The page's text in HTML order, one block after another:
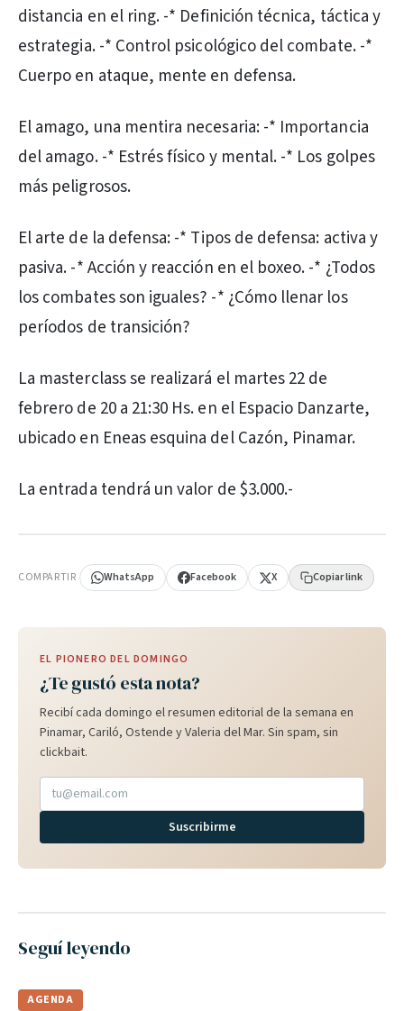
distancia en el ring. -* Definición técnica, táctica y
estrategia. -* Control psicológico del combate. -*
Cuerpo en ataque, mente en defensa.
El amago, una mentira necesaria: -* Importancia
del amago. -* Estrés físico y mental. -* Los golpes
más peligrosos.
El arte de la defensa: -* Tipos de defensa: activa y
pasiva. -* Acción y reacción en el boxeo. -* ¿Todos
los combates son iguales? -* ¿Cómo llenar los
períodos de transición?
La masterclass se realizará el martes 22 de
febrero de 20 a 21:30 Hs. en el Espacio Danzarte,
ubicado en Eneas esquina del Cazón, Pinamar.
La entrada tendrá un valor de $3.000.-
COMPARTIR WhatsApp Facebook X Copiar link
EL PIONERO DEL DOMINGO
¿Te gustó esta nota?
Recibí cada domingo el resumen editorial de la semana en
Pinamar, Cariló, Ostende y Valeria del Mar. Sin spam, sin
clickbait.
Suscribirme
Seguí leyendo
AGENDA